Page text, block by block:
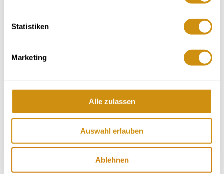
Statistiken
Marketing
Alle zulassen
Auswahl erlauben
Ablehnen
Openingstijden
Maandag